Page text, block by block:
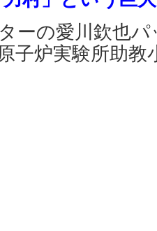
ーの愛川欽也
子炉実験所助教